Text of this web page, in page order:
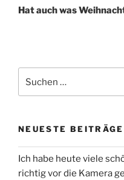
Beitrag
Hat auch was
nach:
NEUESTE BEITRÄGE
Ich habe heute viele
richtig vor die Kamera